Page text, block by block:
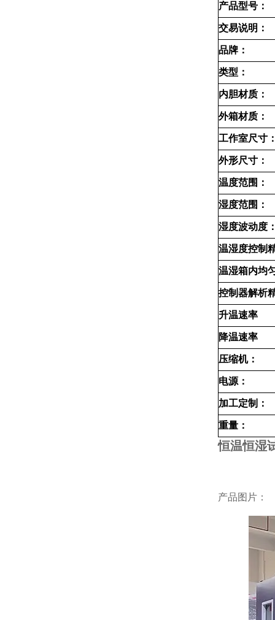
产品型号：
交易说明：
品牌：
类型：
内胆材质：
外箱材质：
工作室尺寸
外形尺寸：
温度范围：
湿度范围：
湿度波动度
温湿度控制
温湿箱内均
控制器解析
升温速率
降温速率
压缩机：
电源：
加工定制：
重量：
恒温恒湿
产品图片：